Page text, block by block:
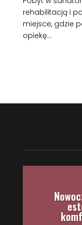
rehabilitacją i
miejsce, gdzie
opiekę...